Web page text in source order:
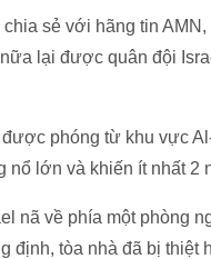
sẻ với hãng tin
lại được quân đội
phóng từ khu vực
nổ lớn và khiến ít nhất 2
nã về phía một phòng
định, tòa nhà đã bị thiệt